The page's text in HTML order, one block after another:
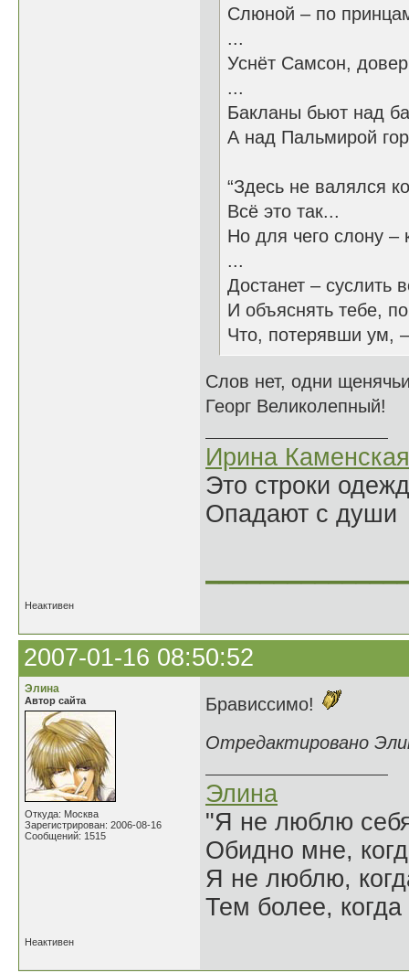
Слюной – по
...
Уснёт Самсон,
...
Бакланы бьют над
А над Пальмирой
“Здесь не валялся
Всё это так...
Но для чего слону –
...
Достанет – суслить
И объяснять тебе,
Что, потерявши ум,
Слов нет, одни
Георг Великолепный!
Ирина Каменская
Это строки
Опадают с души
Неактивен
2007-01-16 08:50:52
Элина
Автор сайта
Откуда: Москва
Зарегистрирован: 2006-08-16
Сообщений: 1515
Брависсимо!
Отредактировано
Элина
"Я не люблю
Обидно мне,
Я не люблю,
Тем более,
Неактивен